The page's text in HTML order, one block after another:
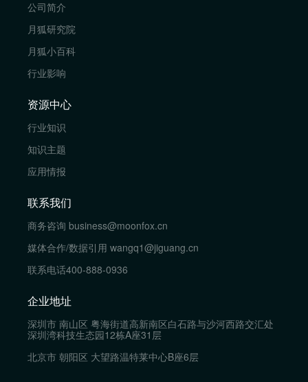
公司简介
月狐研究院
月狐小百科
行业影响
资源中心
行业知识
知识主题
应用情报
联系我们
商务咨询 business@moonfox.cn
媒体合作/数据引用 wangq1@jiguang.cn
联系电话400-888-0936
企业地址
深圳市 南山区 粤海街道高新南区白石路与沙河西路交汇处
深圳湾科技生态园12栋A座31层
北京市 朝阳区 大望路温特莱中心B座6层